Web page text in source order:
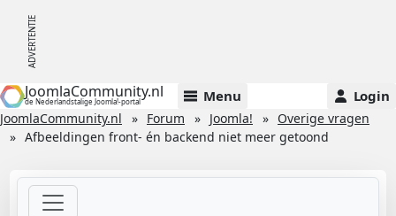
JoomlaCommunity.nl
de Nederlandstalige Joomla!-portal Menu Login
JoomlaCommunity.nl Forum Joomla!
Overige vragen
Afbeeldingen front- én backend niet meer getoond